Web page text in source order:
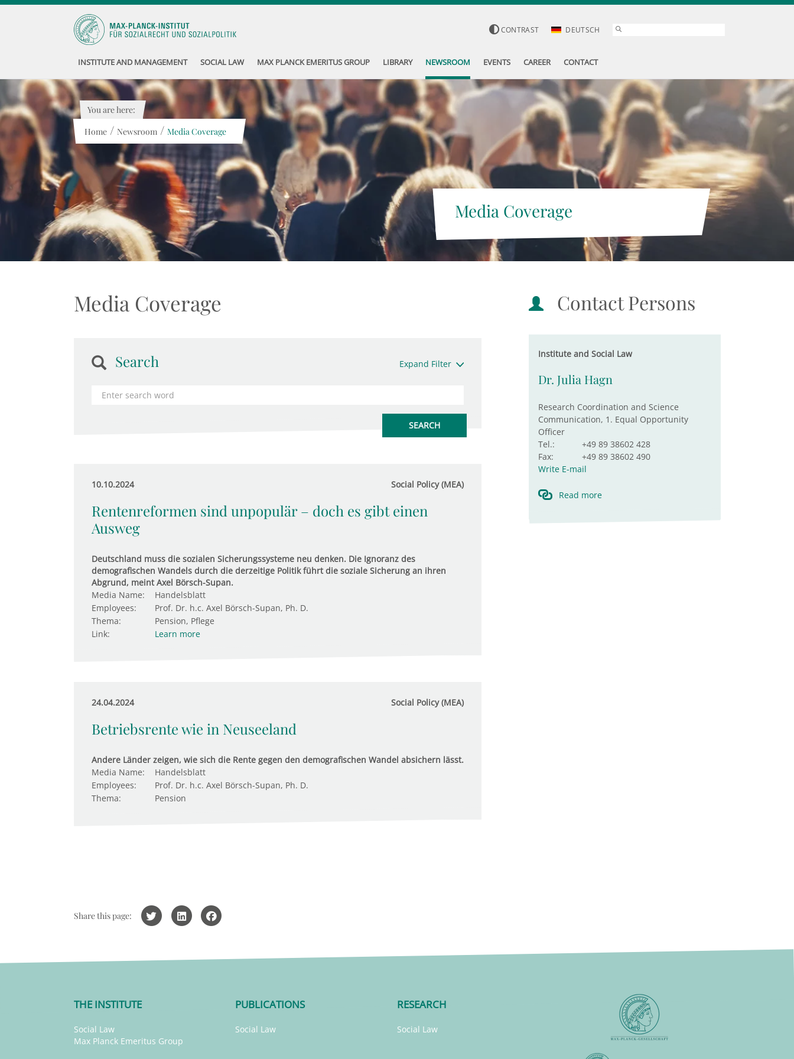
CONTRAST DEUTSCH
INSTITUTE AND MANAGEMENT SOCIAL LAW MAX PLANCK EMERITUS GROUP LIBRARY NEWSROOM EVENTS CAREER CONTACT
Media Coverage
You are here:
Home / Newsroom / Media Coverage
Media Coverage
Search Expand Filter
10.10.2024 Social Policy (MEA)
Rentenreformen sind unpopulär – doch es gibt einen
Ausweg
Deutschland muss die sozialen Sicherungssysteme neu denken. Die Ignoranz des
demografischen Wandels durch die derzeitige Politik führt die soziale Sicherung an ihren
Abgrund, meint Axel Börsch-Supan.
Media Name:
Handelsblatt
Employees:
Prof. Dr. h.c. Axel Börsch-Supan, Ph. D.
Thema:
Pension, Pflege
Link:
Learn more
24.04.2024 Social Policy (MEA)
Betriebsrente wie in Neuseeland
Andere Länder zeigen, wie sich die Rente gegen den demografischen Wandel absichern lässt.
Media Name:
Handelsblatt
Employees:
Prof. Dr. h.c. Axel Börsch-Supan, Ph. D.
Thema:
Pension
Contact Persons
Institute and Social Law
Dr. Julia Hagn
Research Coordination and Science
Communication, 1. Equal Opportunity
Officer
Tel.:
+49 89 38602 428
Fax:
+49 89 38602 490
Write E-mail
Read more
Share this page:
THE INSTITUTE
Social Law
Max Planck Emeritus Group
PUBLICATIONS
Social Law
RESEARCH
Social Law